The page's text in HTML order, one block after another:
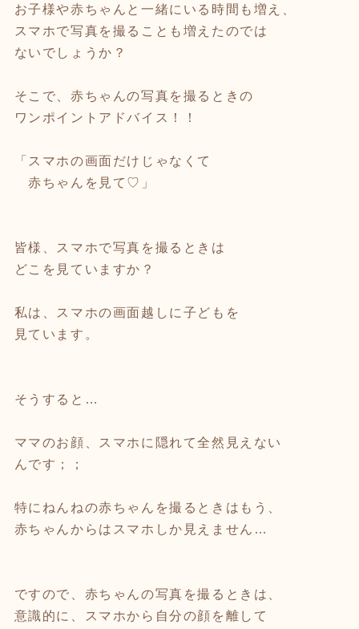
お子様や赤ちゃんと一緒にいる時間も増え、
スマホで写真を撮ることも増えたのでは
ないでしょうか？
そこで、赤ちゃんの写真を撮るときの
ワンポイントアドバイス！！
「スマホの画面だけじゃなくて
赤ちゃんを見て♡」
皆様、スマホで写真を撮るときは
どこを見ていますか？
私は、スマホの画面越しに子どもを
見ています。
そうすると…
ママのお顔、スマホに隠れて全然見えない
んです；；
特にねんねの赤ちゃんを撮るときはもう、
赤ちゃんからはスマホしか見えません…
ですので、赤ちゃんの写真を撮るときは、
意識的に、スマホから自分の顔を離して